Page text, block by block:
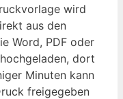
wird
aus den
Word, PDF oder
dort
Minuten kann
freigegeben